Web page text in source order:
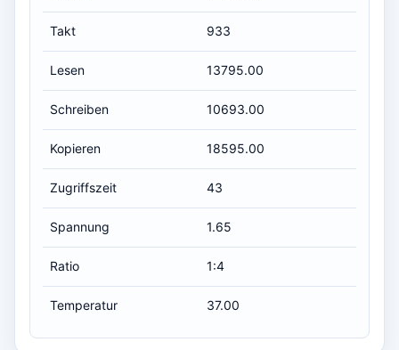
Takt 933
Lesen 13795.00
Schreiben 10693.00
Kopieren 18595.00
Zugriffszeit 43
Spannung 1.65
Ratio 1:4
Temperatur 37.00